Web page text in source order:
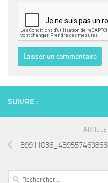
SUIVRE :
Rechercher :